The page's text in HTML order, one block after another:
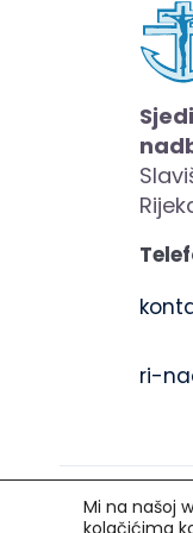
ri-
Mi na našoj
kolačićima